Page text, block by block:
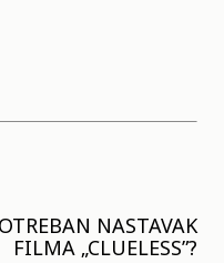
NASTAVAK
FILMA „CLUELESS”?